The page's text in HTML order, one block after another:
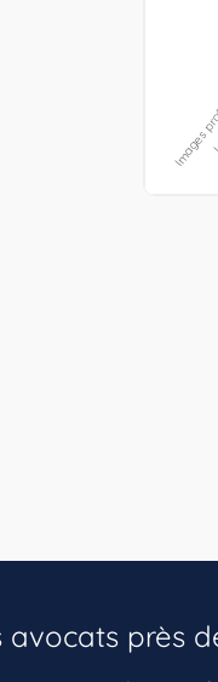
avocats près